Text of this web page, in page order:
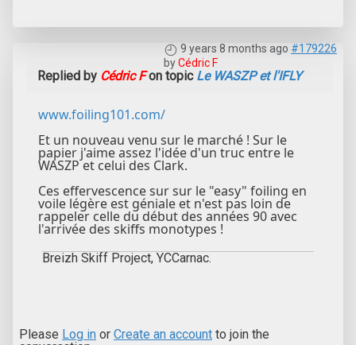
9 years 8 months ago #179226
byCédric F
Replied by Cédric Fon topic Le WASZP et l'IFLY
www.foiling101.com/
Et un nouveau venu sur le marché ! Sur le
papier j'aime assez l'idée d'un truc entre le
WASZP et celui des Clark.
Ces effervescence sur sur le "easy" foiling en
voile légère est géniale et n'est pas loin de
rappeler celle du début des années 90 avec
l'arrivée des skiffs monotypes !
Breizh Skiff Project, YCCarnac.
Please Log in or Create an account to join the